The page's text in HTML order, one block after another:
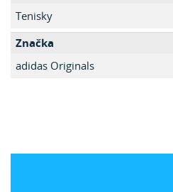
Tenisky
Značka
adidas Originals